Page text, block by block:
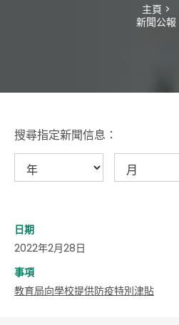
主頁 >
新聞公報
搜尋指定新聞信息：
日期
2022年2月28日
事項
教育局向學校提供防疫特別津貼